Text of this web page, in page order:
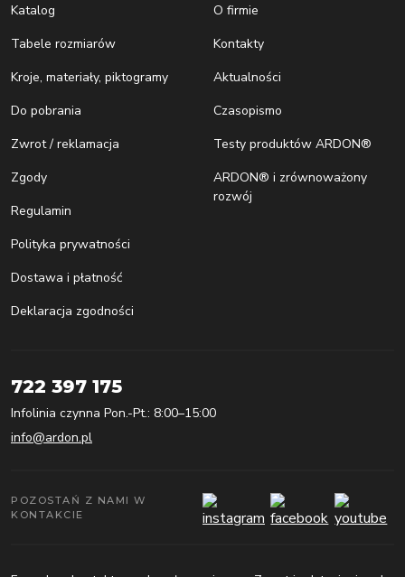
Katalog
Tabele rozmiarów
Kroje, materiały, piktogramy
Do pobrania
Zwrot / reklamacja
Zgody
Regulamin
Polityka prywatności
Dostawa i płatność
Deklaracja zgodności
O firmie
Kontakty
Aktualności
Czasopismo
Testy produktów ARDON®
ARDON® i zrównoważony
rozwój
722 397 175
Infolinia czynna Pon.-Pt.: 8:00–15:00
info@ardon.pl
POZOSTAŃ Z NAMI W
KONTAKCIE